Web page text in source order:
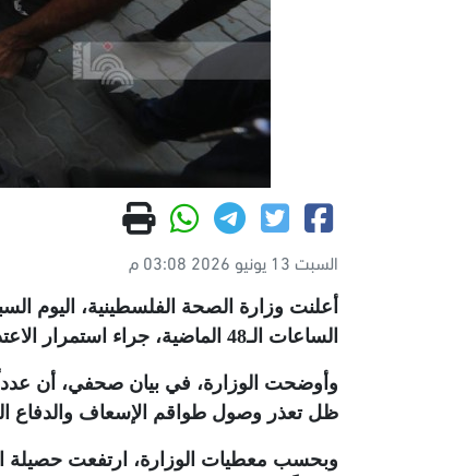
السبت 13 يونيو 2026 03:08 م
الساعات الـ48 الماضية، جراء استمرار الاعتداءات والخروقات الصهيونية في مختلف مناطق القطاع
وأوضحت الوزارة، في بيان صحفي، أن
ظل تعذر وصول طواقم الإسعاف والدفاع